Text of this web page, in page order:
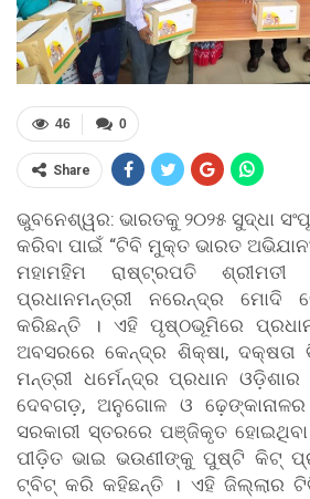
0
46
Share
ଭୁବନେଶ୍ୱର: ଭାରତକୁ ୨୦୨୫ ସୁଦ୍ଧା
କରିବା ପାଇଁ “ଟିବି ମୁକ୍ତ ଭାରତ
ମହାମହିମ ରାଷ୍ଟ୍ରପତି
ପ୍ରଧାନମନ୍ତ୍ରୀ ନରେନ୍ଦ୍ର ମୋଦି
କରିଛନ୍ତି । ଏହି ପୃଷ୍ଠଭୂମିରେ
ଅବସରରେ କେନ୍ଦ୍ର ଶିକ୍ଷା, ଦକ୍ଷତା
ମନ୍ତ୍ରୀ ଧର୍ମେନ୍ଦ୍ର ପ୍ରଧାନ
ଦେବଗଡ଼, ଅନୁଗୋଳ ଓ
ସରକାରୀ ସ୍ତରରେ ପଞ୍ଜିକୃତ
ପୀଡ଼ିତ ଭାଇ ଭଉଣୀଙ୍କୁ ପୁଷ୍ଟି କିଟ୍
ଟ୍ବିଟ୍ କରି କହିଛନ୍ତି । ଏହି ଜିଲ୍ଲାର